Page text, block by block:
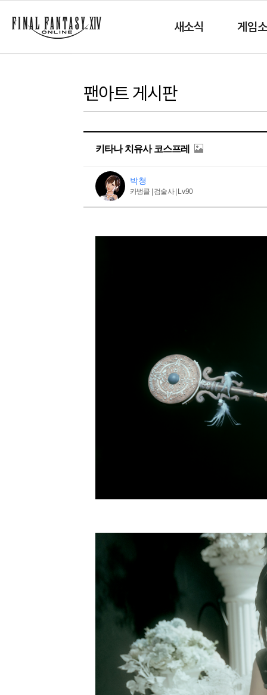
새소식 게임
팬아트 게시판
키타나 치유사 코스프레
박청
카벙클 | 검술사 | Lv.90